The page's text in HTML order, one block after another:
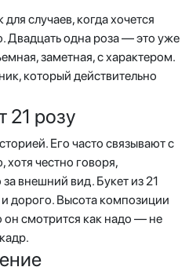
случаев, когда хочется
Двадцать одна роза — это уже
заметная, с характером.
который действительно
21 розу
Его часто связывают с
хотя честно говоря,
внешний вид. Букет из 21
дорого. Высота композиции
смотрится как надо — не